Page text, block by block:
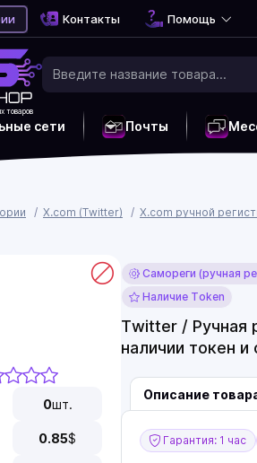
Контакты Помощь
товаров
сети Почты
X.com (Twitter) X.com ручной
0шт.
0.85$
Самореги (ручная
Наличие Token
Twitter / Ручная
наличии токен и
Описание
Гарантия: 1 час